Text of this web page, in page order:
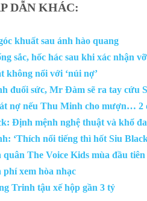
DẪN KHÁC:
khuất sau ánh hào quang
sắc, hốc hác sau khi xác nhận
không nổi với ‘núi nợ’
đuối sức, Mr Đàm sẽ ra tay cứu
nợ nếu Thu Minh cho mượn… 2
Định mệnh nghệ thuật và khổ
‘Thích nổi tiếng thì hốt Siu
quân The Voice Kids mùa đầu tiên
phí xem hòa nhạc
Trinh tậu xế hộp gần 3 tỷ